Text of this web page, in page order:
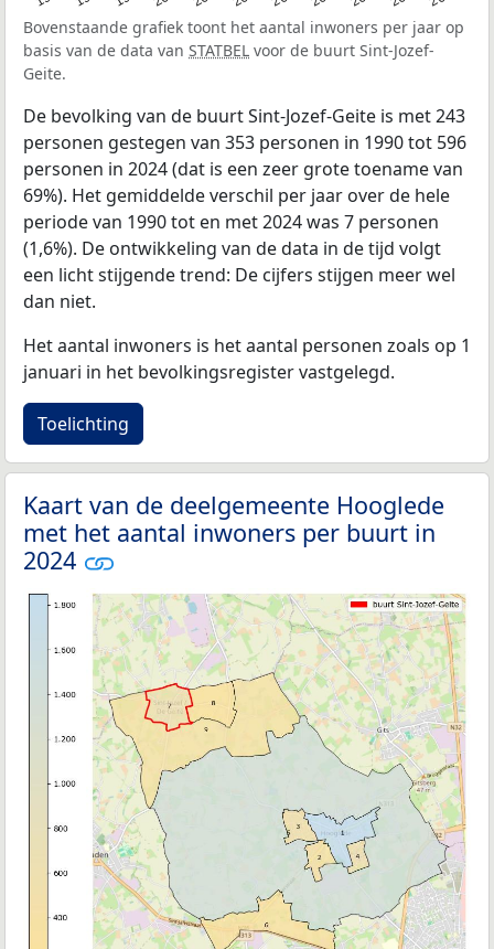
Bovenstaande grafiek toont het aantal inwoners per jaar op
basis van de data van STATBEL voor de buurt Sint-Jozef-
Geite.
De bevolking van de buurt Sint-Jozef-Geite is met 243
personen gestegen van 353 personen in 1990 tot 596
personen in 2024 (dat is een zeer grote toename van
69%). Het gemiddelde verschil per jaar over de hele
periode van 1990 tot en met 2024 was 7 personen
(1,6%). De ontwikkeling van de data in de tijd volgt
een licht stijgende trend: De cijfers stijgen meer wel
dan niet.
Het aantal inwoners is het aantal personen zoals op 1
januari in het bevolkingsregister vastgelegd.
Toelichting
Kaart van de deelgemeente Hooglede
met het aantal inwoners per buurt in
2024